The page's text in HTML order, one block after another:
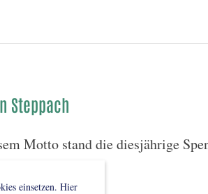
Steppach
Motto stand die diesjährige
konnten…
einsetzen. Hier